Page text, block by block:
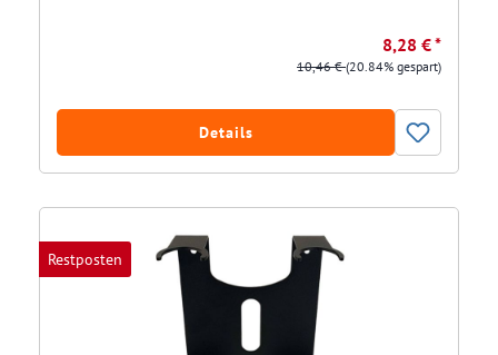
8,28 € *
10,46 €(20.84% gespart)
Details
Restposten